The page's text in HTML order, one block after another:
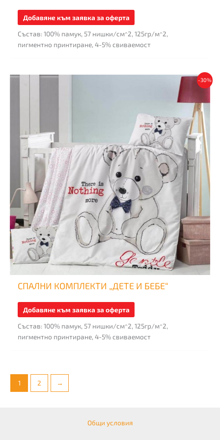
Добавяне към заявка за оферта
Състав: 100% памук, 57 нишки/см^2, 125гр/м^2,
пигментно принтиране, 4-5% свиваемост
-30%
СПАЛНИ КОМПЛЕКТИ „ДЕТЕ И БЕБЕ“
Добавяне към заявка за оферта
multiple
variants.
The
options
may
be
chosen
on
the
product
page
Състав: 100% памук, 57 нишки/см^2, 125гр/м^2,
пигментно принтиране, 4-5% свиваемост
1 2 →
Общи условия